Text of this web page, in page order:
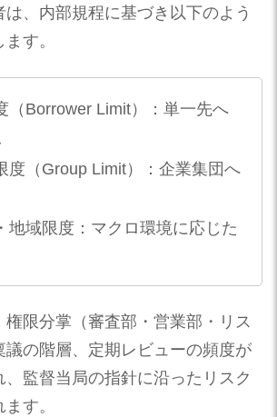
、内部規程に基づき以下のよう
す。
（Borrower Limit）：単一先へ
度（Group Limit）：企業集団へ
地域限度：マクロ環境に応じた
権限分掌（審査部・営業部・リス
議の階層、定期レビューの頻度が
、監督当局の指針に沿ったリスク
す。